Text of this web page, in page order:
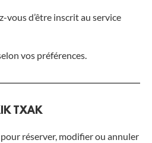
vous d’être inscrit au service
vos préférences.
TXAK
réserver, modifier ou annuler